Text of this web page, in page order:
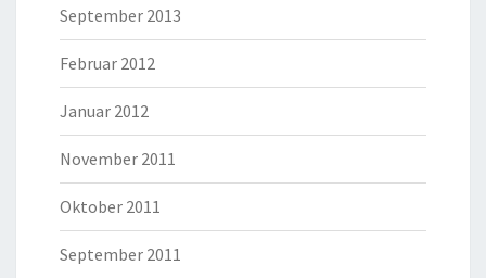
September 2013
Februar 2012
Januar 2012
November 2011
Oktober 2011
September 2011